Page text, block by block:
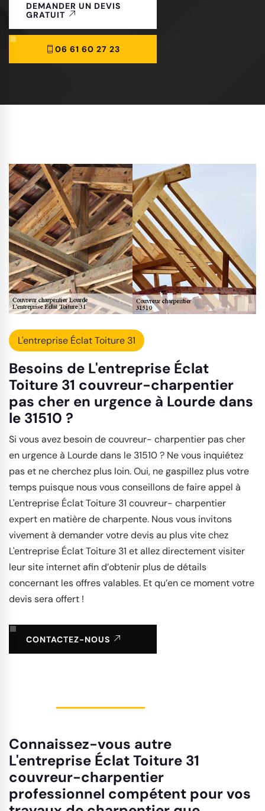
DEMANDER UN DEVIS
GRATUIT
06 61 60 27 23
L'entreprise Éclat Toiture 31
Besoins de L'entreprise Éclat
Toiture 31 couvreur-charpentier
pas cher en urgence à Lourde dans
le 31510 ?
Si vous avez besoin de couvreur- charpentier pas cher
en urgence à Lourde dans le 31510 ? Ne vous inquiétez
pas et ne cherchez plus loin. Oui, ne gaspillez plus votre
temps puisque nous vous conseillons de faire appel à
L'entreprise Éclat Toiture 31 couvreur- charpentier
expert en matière de charpente. Nous vous invitons
vivement à demander votre devis au plus vite chez
L'entreprise Éclat Toiture 31 et allez directement visiter
leur site internet afin d’obtenir plus de détails
concernant les offres valables. Et qu’en ce moment votre
devis sera offert !
CONTACTEZ-NOUS
Connaissez-vous autre
L'entreprise Éclat Toiture 31
couvreur-charpentier
professionnel compétent pour vos